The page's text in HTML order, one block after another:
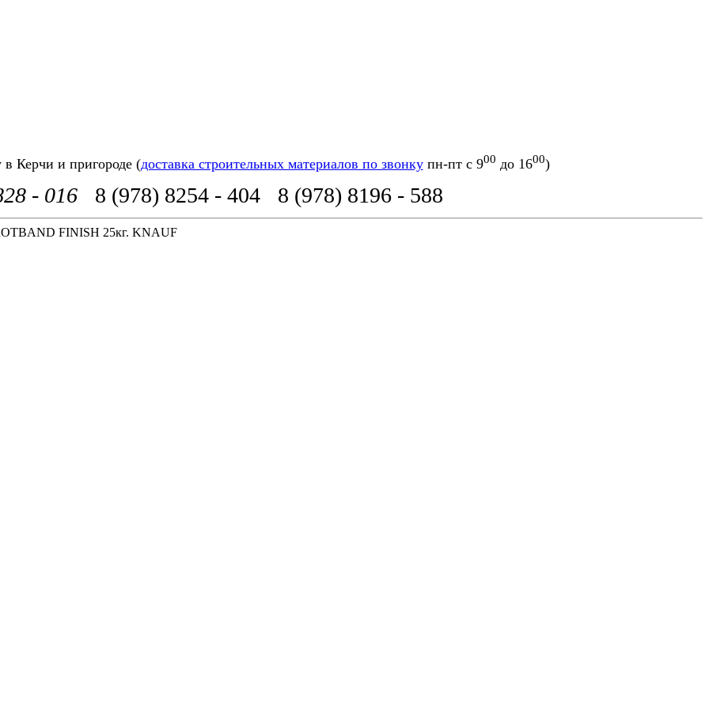
Керчи и пригороде (доставка строительных материалов по звонкупн-пт с 900 до 1600)
- 016 8 (978) 8254 - 404 8 (978) 8196 - 588
FINISH 25кг. KNAUF